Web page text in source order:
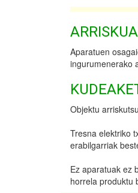
Aparatuen
ingurumenerako
Objektu
Tresna elektriko
erabilgarriak
Ez aparatuak ez
horrela produktu